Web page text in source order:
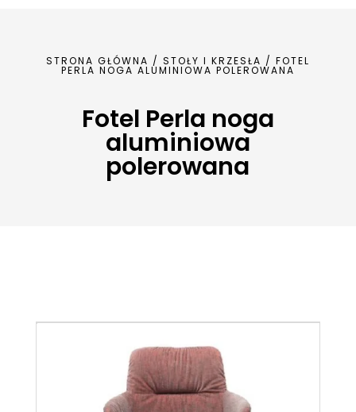
STRONA GŁÓWNA / STOŁY I KRZESŁA / FOTEL
PERLA NOGA ALUMINIOWA POLEROWANA
Fotel Perla noga
aluminiowa
polerowana